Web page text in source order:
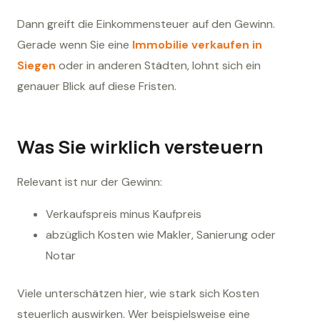
Dann greift die Einkommensteuer auf den Gewinn.
Gerade wenn Sie eine Immobilie verkaufen in
Siegen oder in anderen Städten, lohnt sich ein
genauer Blick auf diese Fristen.
Was Sie wirklich versteuern
Relevant ist nur der Gewinn:
Verkaufspreis minus Kaufpreis
abzüglich Kosten wie Makler, Sanierung oder
Notar
Viele unterschätzen hier, wie stark sich Kosten
steuerlich auswirken. Wer beispielsweise eine